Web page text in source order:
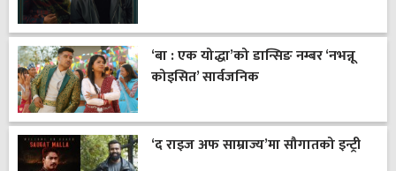
‘बा : एक योद्धा’को डान्सिङ नम्बर ‘नभन्नू
कोइसित’ सार्वजनिक
‘द राइज अफ साम्राज्य’मा सौगातको इन्ट्री